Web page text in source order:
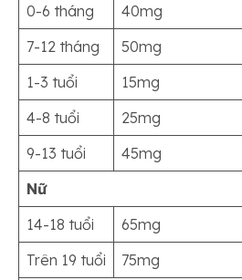
0-6 tháng
40mg
7-12 tháng
50mg
1-3 tuổi
15mg
4-8 tuổi
25mg
9-13 tuổi
45mg
Nữ
14-18 tuổi
65mg
Trên 19 tuổi
75mg